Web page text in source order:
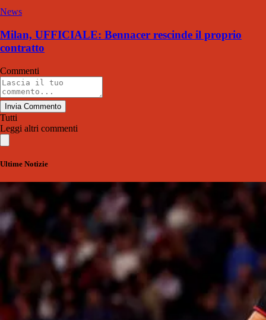
News
Milan, UFFICIALE: Bennacer rescinde il proprio
contratto
Commenti
Invia Commento
Tutti
Leggi altri commenti
Ultime Notizie